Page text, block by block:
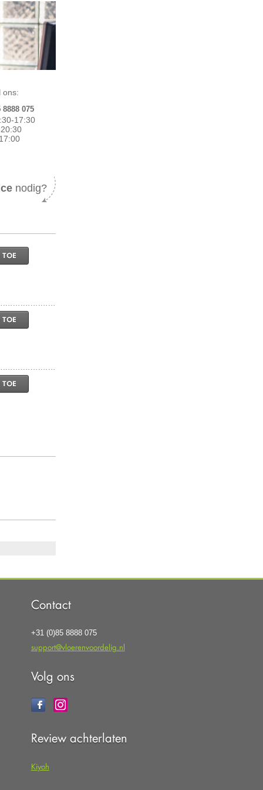
ons:
8888 075
17:30
nodig?
Contact
+31 (0)85 8888 075
support@vloerenvoordelig.nl
Volg ons
Review achterlaten
Kiyoh